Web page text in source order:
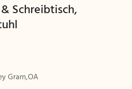
Schreibtisch,
Gram,OA